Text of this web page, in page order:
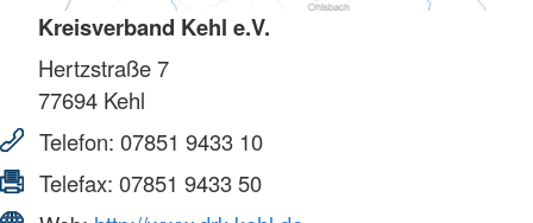
Kreisverband Kehl e.V.
Hertzstraße 7
77694 Kehl
Telefon: 07851 9433 10
Telefax: 07851 9433 50